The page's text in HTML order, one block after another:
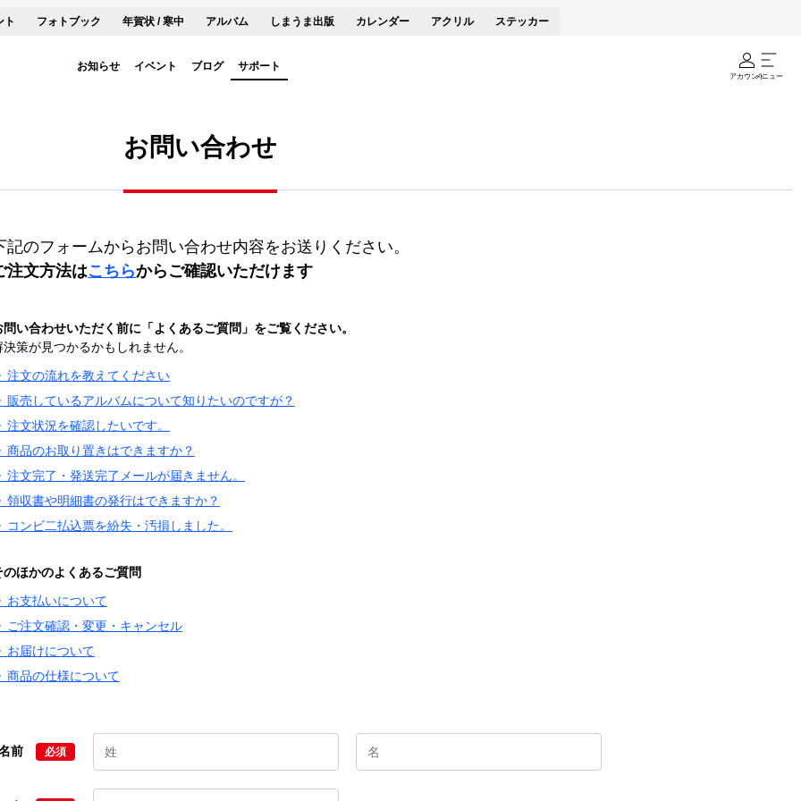
ト フォトブック 年賀状 / 寒中 アルバム しまうま出版 カレンダー アクリル ステッカー
お知らせ イベント ブログ サポート
アカウントメニュー
お問い合わせ
記のフォームからお問い合わせ内容をお送りください。
注文方法はこちらからご確認いただけます
問い合わせいただく前に「よくあるご質問」をご覧ください。
決策が見つかるかもしれません。
文の流れを教えてください
売しているアルバムについて知りたいのですが？
文状況を確認したいです。
品のお取り置きはできますか？
文完了・発送完了メールが届きません。
収書や明細書の発行はできますか？
ンビ二払込票を紛失・汚損しました。
のほかのよくあるご質問
支払いについて
注文確認・変更・キャンセル
届けについて
品の仕様について
前 必須